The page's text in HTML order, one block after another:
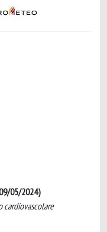
05/2024)
cardiovascolare